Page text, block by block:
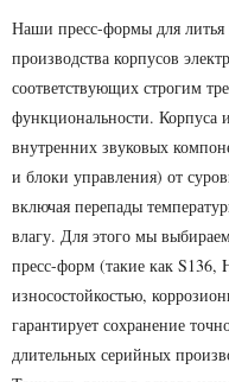
Наши пресс-формы для литья
производства корпусов
соответствующих строгим
функциональности.
внутренних звуковых
и блоки управления) от
включая перепады
влагу. Для этого мы
пресс-форм (такие как S136,
износостойкостью,
гарантирует сохранение
длительных серийных